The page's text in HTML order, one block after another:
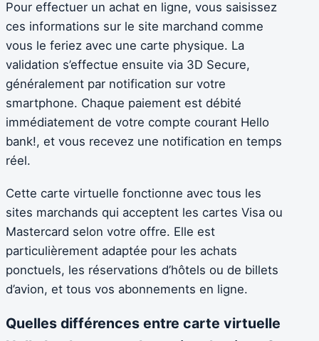
Pour effectuer un achat en ligne, vous saisissez
ces informations sur le site marchand comme
vous le feriez avec une carte physique. La
validation s’effectue ensuite via 3D Secure,
généralement par notification sur votre
smartphone. Chaque paiement est débité
immédiatement de votre compte courant Hello
bank!, et vous recevez une notification en temps
réel.
Cette carte virtuelle fonctionne avec tous les
sites marchands qui acceptent les cartes Visa ou
Mastercard selon votre offre. Elle est
particulièrement adaptée pour les achats
ponctuels, les réservations d’hôtels ou de billets
d’avion, et tous vos abonnements en ligne.
Quelles différences entre carte virtuelle